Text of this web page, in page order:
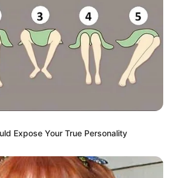
Expose Your True Personality